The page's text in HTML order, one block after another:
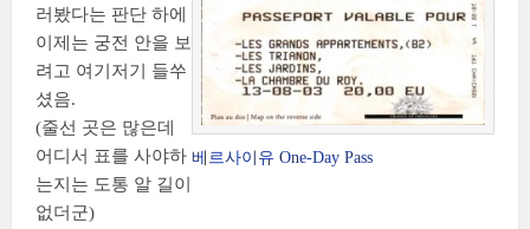
베르사이유 One-Day Pass
러봤다는 판단 하에
이제는 궁전 안을 보
려고 여기저기 들쑤
셨음.
(줄선 곳은 많은데
어디서 표를 사야하
는지는 도통 알 길이
없더군)